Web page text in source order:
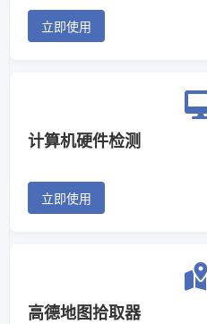
立即使用
计算机硬件检测
立即使用
高德地图拾取器